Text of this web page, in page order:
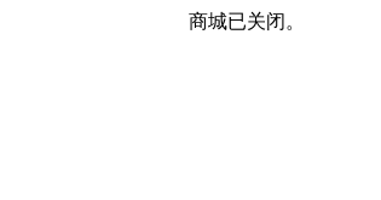
商城已关闭。